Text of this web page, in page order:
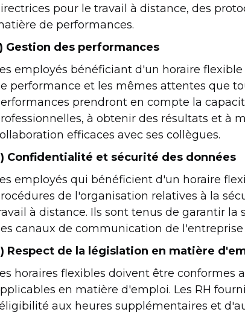
pour le travail à distance, des
de performances.
Gestion des performances
employés bénéficiant d'un horaire
performance et les mêmes attentes que
prendront en compte la
à obtenir des résultats et à
efficaces avec ses collègues.
Confidentialité et sécurité des données
employés qui bénéficient d'un horaire
de l'organisation relatives à la
à distance. Ils sont tenus de garantir
canaux de communication de
Respect de la législation en matière
horaires flexibles doivent être conformes
en matière d'emploi. Les RH
aux heures supplémentaires et